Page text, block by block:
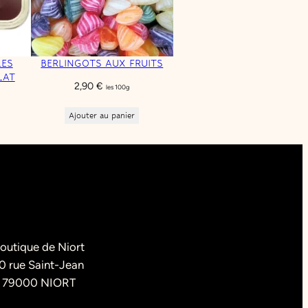
BERLINGOTS AUX FRUITS
2,90€ les 100g
Ajouter au panier
de Niort
rue Saint-Jean
79000 NIORT